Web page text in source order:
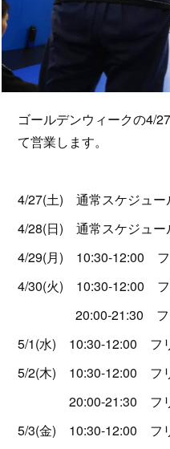
ゴールデンウィークの4/
て営業します。
4/27(土) 通常スケジュー
4/28(日) 通常スケジュー
4/29(月) 10:30-12:00 フ
4/30(火) 10:30-12:00 フ
20:00-21:30 フリ
5/1(水) 10:30-12:00 フ
5/2(木) 10:30-12:00 フ
20:00-21:30 フリ
5/3(金) 10:30-12:00 フ